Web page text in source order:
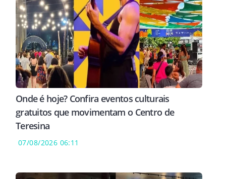
facial
a pele mais
Dor na barriga pode indicar
duas doenças graves; saiba
como diferenciar
Onde é hoje? Confira eventos culturais
gratuitos que movimentam o Centro de
Teresina
07/08/2026 06:11